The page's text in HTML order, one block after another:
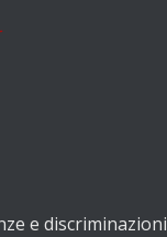
e discriminazioni